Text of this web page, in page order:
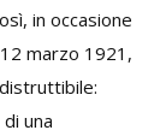
in occasione
marzo 1921,
una